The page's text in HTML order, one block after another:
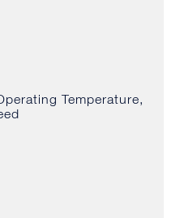
Temperature,